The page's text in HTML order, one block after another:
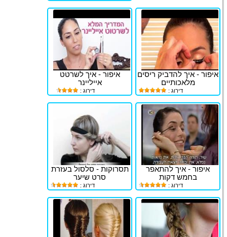
איפור - איך להדביק ריסים
מלאכותיים
דירוג :
איפור - איך לשרטט
אייליינר
דירוג :
איפור - איך להתאפר
בחמש דקות
דירוג :
תסרוקות - סלסול בעזרת
סרט שיער
דירוג :